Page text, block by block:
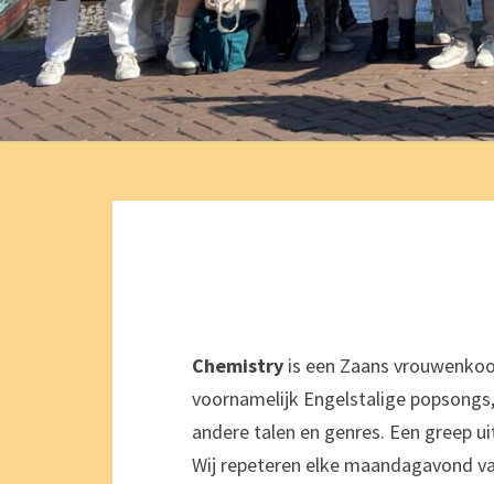
Chemistry is een Zaans
voornamelijk Engelstalige
andere talen en genres. Een greep
Wij repeteren elke maandagavond